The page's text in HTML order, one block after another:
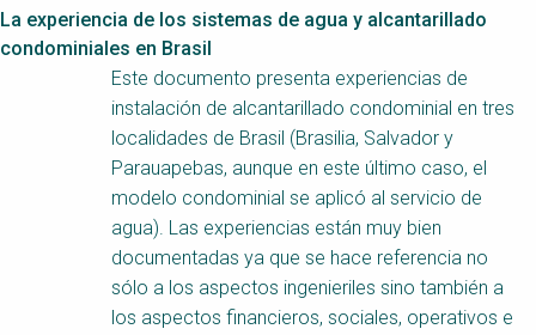
La experiencia de los sistemas de agua y alcantarillado
condominiales en Brasil
Este documento presenta experiencias de
instalación de alcantarillado condominial en tres
localidades de Brasil (Brasilia, Salvador y
Parauapebas, aunque en este último caso, el
modelo condominial se aplicó al servicio de
agua). Las experiencias están muy bien
documentadas ya que se hace referencia no
sólo a los aspectos ingenieriles sino también a
los aspectos financieros, sociales, operativos e